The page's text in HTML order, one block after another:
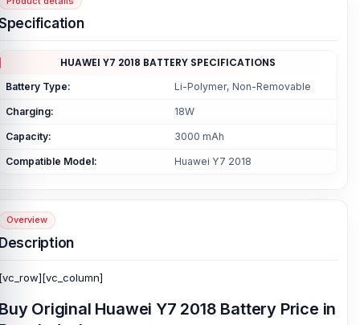
HUAWEI Y7 2018 BATTERY SPECIFICATIONS
Battery Type: Li-Polymer, Non-Removable
Charging: 18W
Capacity: 3000 mAh
Compatible Model: Huawei Y7 2018
Overview
Original Huawei Y7 2018 Battery Price in